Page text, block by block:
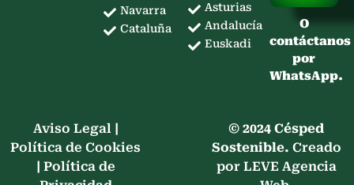
Navarra
Cataluña
Asturias
Andalucía
Euskadi
O
contáctanos
por
WhatsApp.
Aviso Legal |
Política de Cookies
| Política de
© 2024 Césped
Sostenible. Creado
por LEVE Agencia